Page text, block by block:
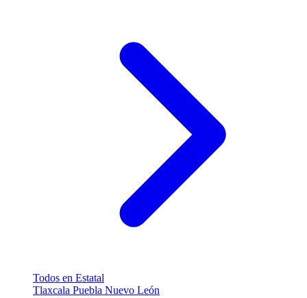
Todos en Estatal
Tlaxcala Puebla Nuevo León